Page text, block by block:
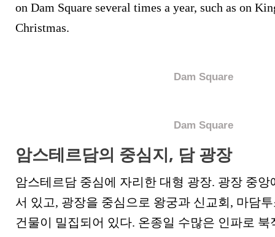
on Dam Square several times a year, such as on
Christmas.
Dam Square
Dam Square
암스테르담의 중심지, 담 광장
암스테르담 중심에 자리한 대형 광장. 광장 중
서 있고, 광장을 중심으로 왕궁과 신교회, 마담
건물이 밀집되어 있다. 온종일 수많은 인파로